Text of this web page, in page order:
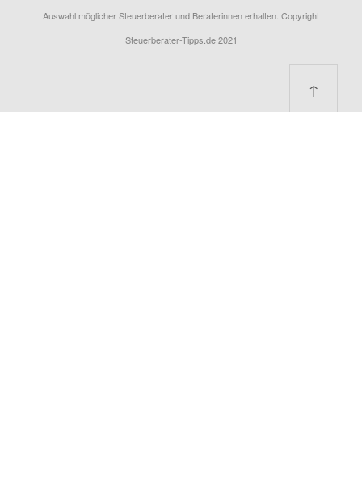
Auswahl möglicher Steuerberater und Beraterinnen erhalten. Copyright
Steuerberater-Tipps.de 2021
↑